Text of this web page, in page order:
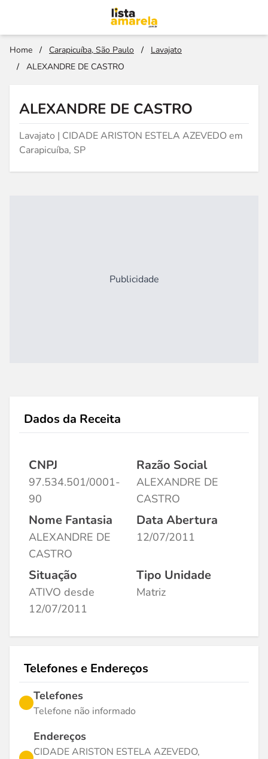
Home / Carapicuíba, São Paulo /
Lavajato
/
ALEXANDRE DE CASTRO
ALEXANDRE DE CASTRO
Lavajato | CIDADE ARISTON ESTELA AZEVEDO em
Carapicuíba, SP
Publicidade
Dados da Receita
CNPJ
97.534.501/0001-
90
Razão Social
ALEXANDRE DE
CASTRO
Nome Fantasia
ALEXANDRE DE
CASTRO
Data Abertura
12/07/2011
Situação
ATIVO desde
12/07/2011
Tipo Unidade
Matriz
Telefones e Endereços
Telefones
Telefone não informado
Endereços
CIDADE ARISTON ESTELA AZEVEDO,